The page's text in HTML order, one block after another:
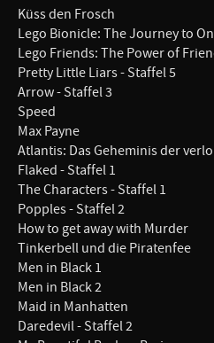
Küss den Frosch
Lego Bionicle: The Journey to
Lego Friends: The Power of
Pretty Little Liars - Staffel 5
Arrow - Staffel 3
Speed
Max Payne
Atlantis: Das Geheminis der
Flaked - Staffel 1
The Characters - Staffel 1
Popples - Staffel 2
How to get away with Murder
Tinkerbell und die Piratenfee
Men in Black 1
Men in Black 2
Maid in Manhatten
Daredevil - Staffel 2